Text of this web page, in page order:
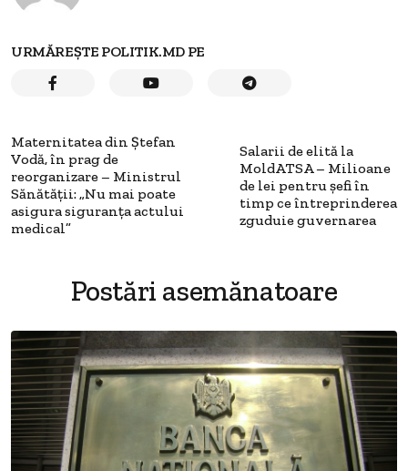
URMĂREȘTE POLITIK.MD PE
Maternitatea din Ștefan
Vodă, în prag de
reorganizare – Ministrul
Sănătății: „Nu mai poate
asigura siguranța actului
medical”
Salarii de elită la
MoldATSA – Milioane
de lei pentru șefi în
timp ce întreprinderea
zguduie guvernarea
Postări asemănatoare